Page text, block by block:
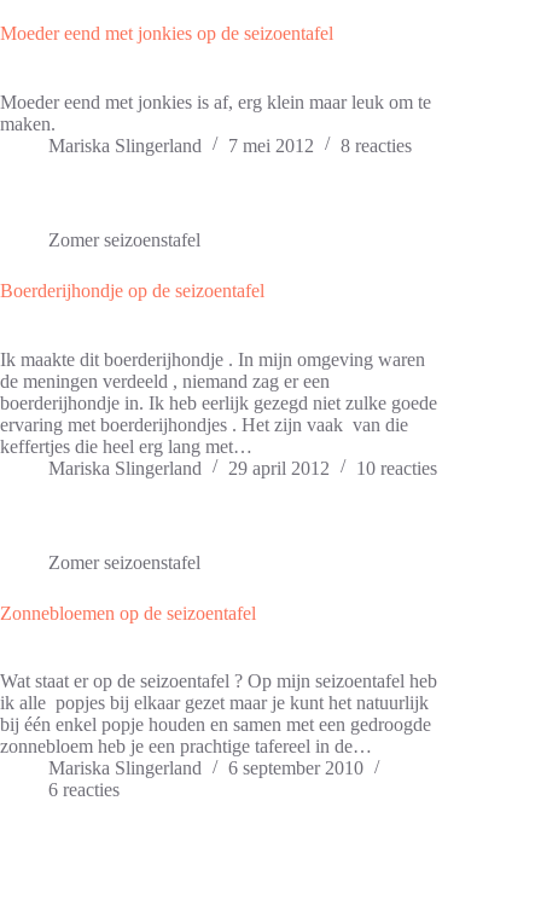
Moeder eend met jonkies op de seizoentafel
Moeder eend met jonkies is af, erg klein maar leuk om te
maken.
Mariska Slingerland
7 mei 2012 8 reacties
Zomer seizoenstafel
Boerderijhondje op de seizoentafel
Ik maakte dit boerderijhondje . In mijn omgeving waren
de meningen verdeeld , niemand zag er een
boerderijhondje in. Ik heb eerlijk gezegd niet zulke goede
ervaring met boerderijhondjes . Het zijn vaak van die
keffertjes die heel erg lang met…
Mariska Slingerland
29 april 2012 10 reacties
Zomer seizoenstafel
Zonnebloemen op de seizoentafel
Wat staat er op de seizoentafel ? Op mijn seizoentafel heb
ik alle popjes bij elkaar gezet maar je kunt het natuurlijk
bij één enkel popje houden en samen met een gedroogde
zonnebloem heb je een prachtige tafereel in de…
Mariska Slingerland
6 september 2010
6 reacties